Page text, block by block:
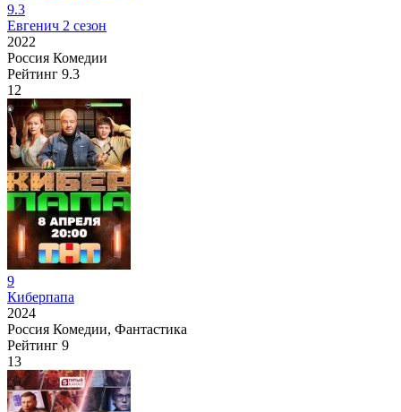
9.3
Евгенич 2 сезон
2022
Россия Комедии
Рейтинг 9.3
12
9
Киберпапа
2024
Россия Комедии, Фантастика
Рейтинг 9
13